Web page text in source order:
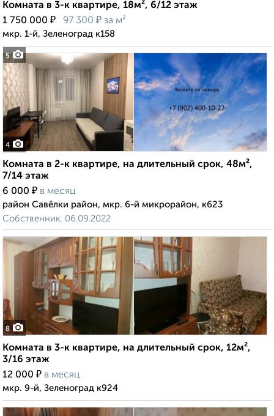
5
Комната в 3-к квартире, 18м², 6/12 этаж
1 750 000 ₽ 97 300 ₽ за м²
мкр. 1-й, Зеленоград к158
4
Комната в 2-к квартире, на длительный срок, 48м²,
7/14 этаж
6 000 ₽ в месяц
район Савёлки район, мкр. 6-й микрорайон, к623
Собственник, 06.09.2022
8
Комната в 3-к квартире, на длительный срок, 12м²,
3/16 этаж
12 000 ₽ в месяц
мкр. 9-й, Зеленоград к924